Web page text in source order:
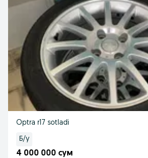
Optra r17 sotladi
Б/у
4 000 000 сум